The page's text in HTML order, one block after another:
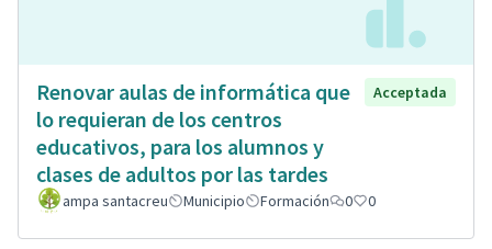
Renovar aulas de informática que
lo requieran de los centros
educativos, para los alumnos y
clases de adultos por las tardes
Acceptada
ampa santacreu Municipio Formación 0 0